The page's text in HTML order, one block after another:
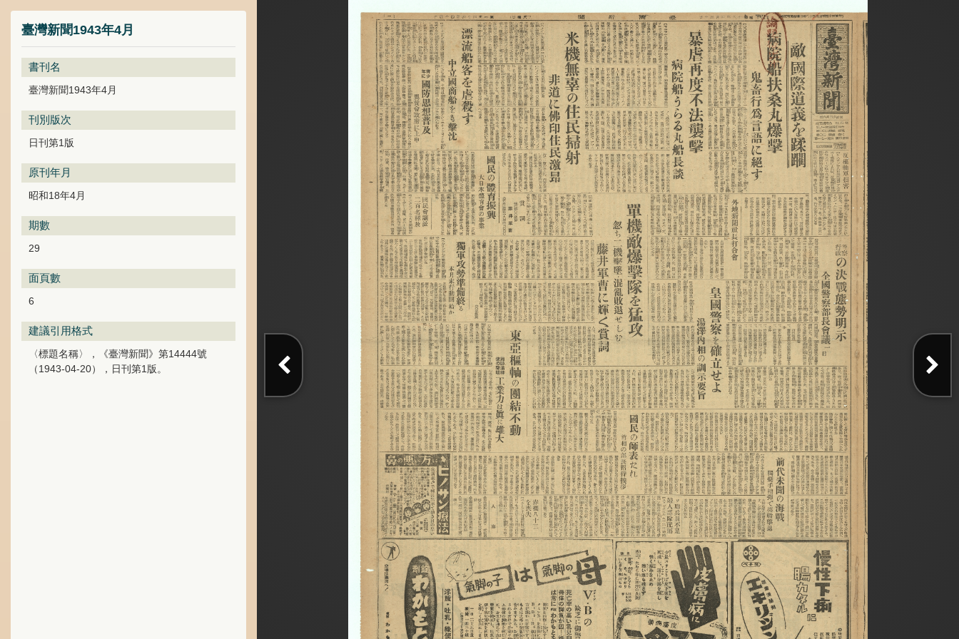
臺灣新聞1943年4月
書刊名
臺灣新聞1943年4月
刊別版次
日刊第1版
原刊年月
昭和18年4月
期數
29
面頁數
6
建議引用格式
〈標題名稱〉，《臺灣新聞》第14444號
（1943-04-20），日刊第1版。